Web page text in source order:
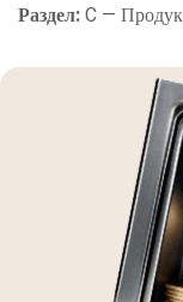
Раздел:C —